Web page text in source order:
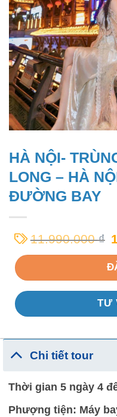
HÀ NỘI-
LONG – HÀ
ĐƯỜNG BAY
11.990.000₫
TƯ
Chi tiết tour
Thời gian 5 ngày 4
Phượng tiện: Máy